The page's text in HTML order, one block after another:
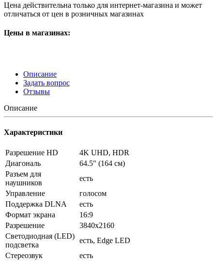
Цена действительна только для интернет-магазина и может
отличаться от цен в розничных магазинах
Цены в магазинах:
Описание
Задать вопрос
Отзывы
Описание
Характеристики
Разрешение HD
4K UHD, HDR
Диагональ
64.5" (164 см)
Разъем для
наушников
есть
Управление
голосом
Поддержка DLNA
есть
Формат экрана
16:9
Разрешение
3840x2160
Светодиодная (LED)
подсветка
есть, Edge LED
Стереозвук
есть